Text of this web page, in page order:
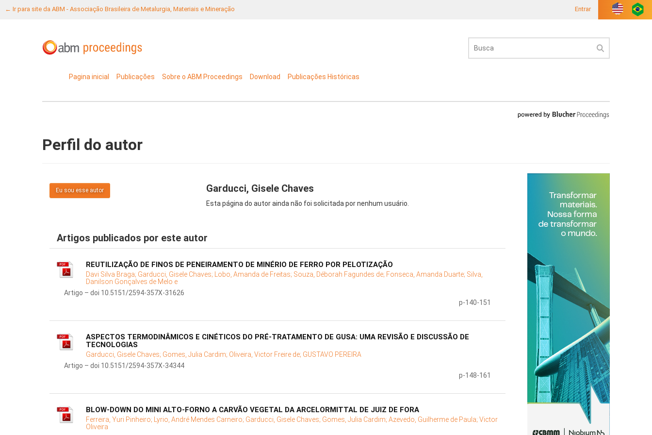
← Ir para site da ABM - Associação Brasileira de Metalurgia, Materiais e Mineração Entrar
Pagina inicial Publicações Sobre o ABM Proceedings Download Publicações Históricas
Perfil do autor
Eu sou esse autor Garducci, Gisele Chaves
Esta página do autor ainda não foi solicitada por nenhum usuário.
Artigos publicados por este autor
REUTILIZAÇÃO DE FINOS DE PENEIRAMENTO DE MINÉRIO DE FERRO POR PELOTIZAÇÃO
Davi Silva Braga; Garducci, Gisele Chaves; Lobo, Amanda de Freitas; Souza, Déborah Fagundes de; Fonseca, Amanda Duarte; Silva,
Danilson Gonçalves de Melo e
Artigo – doi 10.5151/2594-357X-31626
p-140-151
ASPECTOS TERMODINÂMICOS E CINÉTICOS DO PRÉ-TRATAMENTO DE GUSA: UMA REVISÃO E DISCUSSÃO DE
TECNOLOGIAS
Garducci, Gisele Chaves; Gomes, Julia Cardim; Oliveira, Victor Freire de; GUSTAVO PEREIRA
Artigo – doi 10.5151/2594-357X-34344
p-148-161
BLOW-DOWN DO MINI ALTO-FORNO A CARVÃO VEGETAL DA ARCELORMITTAL DE JUIZ DE FORA
Ferreira, Yuri Pinheiro; Lyrio, André Mendes Carneiro; Garducci, Gisele Chaves; Gomes, Julia Cardim; Azevedo, Guilherme de Paula; Victor
Oliveira